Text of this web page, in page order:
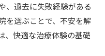
、過去に失敗経験がある
を選ぶことで、不安を解
、快適な治療体験の基礎